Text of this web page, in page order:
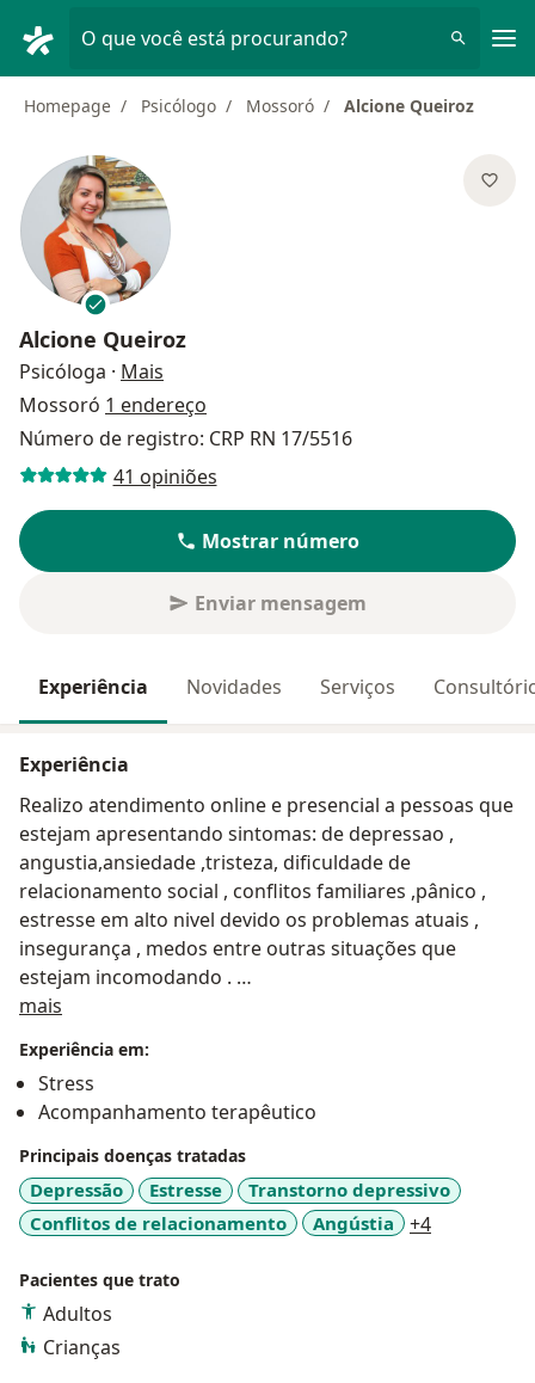
O que você está procurando?
Homepage Psicólogo Mossoró Alcione Queiroz
Alcione Queiroz
Psicóloga · Mais
Mossoró 1 endereço
Número de registro: CRP RN 17/5516
41 opiniões
Mostrar número
Enviar mensagem
Experiência Novidades Serviços
Experiência
Realizo atendimento online e presencial a pessoas que
estejam apresentando sintomas: de depressao ,
angustia,ansiedade ,tristeza, dificuldade de
relacionamento social , conflitos familiares ,pânico ,
estresse em alto nivel devido os problemas atuais ,
insegurança , medos entre outras situações que
estejam incomodando .
adolescentes e adultos ,assim como também terapia
de casal .
Com intuito em contribuir para que consigam
estabelecer uma relação com você mesmo do
autoconhecimento e trazer um bem estar para sua
vida.
mais
Experiência em:
Stress
Acompanhamento terapêutico
Principais doenças tratadas
Depressão Estresse
Transtorno depressivo
Conflitos de relacionamento
Angústia +4
Pacientes que trato
Adultos
Crianças